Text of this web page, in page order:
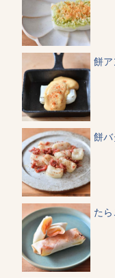
餅
餅
た